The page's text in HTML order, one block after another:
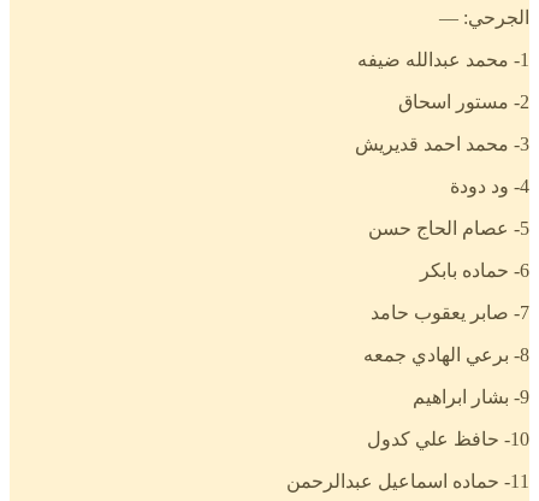
الجرحي: —
1- محمد عبدالله ضيفه
2- مستور اسحاق
3- محمد احمد قديريش
4- ود دودة
5- عصام الحاج حسن
6- حماده بابكر
7- صابر يعقوب حامد
8- برعي الهادي جمعه
9- بشار ابراهيم
10- حافظ علي كدول
11- حماده اسماعيل عبدالرحمن